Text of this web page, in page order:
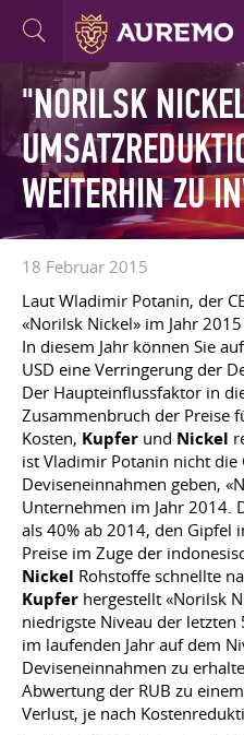
"NORILSK
WEITERHIN ZU
18 Februar 2015
Laut Wladimir Potanin, der
«Norilsk Nickel» im Jahr
In diesem Jahr können Sie
USD eine Verringerung der
Der Haupteinflussfaktor in
Zusammenbruch der Preise
Kosten, Kupfer und Nickel
ist Vladimir Potanin nicht die
Deviseneinnahmen geben,
Unternehmen im Jahr 2014.
als 40% ab 2014, den Gipfel
Preise im Zuge der
Nickel Rohstoffe schnellte
Kupfer hergestellt «Norilsk
niedrigste Niveau der letzten
im laufenden Jahr auf dem
Deviseneinnahmen zu
Abwertung der RUB zu
Verlust, je nach